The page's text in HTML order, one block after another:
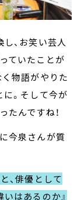
、お笑い芸人
ていたことが
物語がやりた
。そして今が
たんですね！
今泉さんが質
、俳優として
はあるのか』